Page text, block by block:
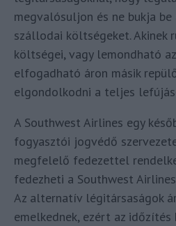
megvalósuljon és ne bukja
szállodai költségeket. Akinek
költségei, vagy lemondható
elfogadható áron másik
elgondolkodni a teljes
A Southwest Airlines egy
fogyasztói jogvédő
megfelelő fedezettel
fedezheti a Southwest
Az alternatív légitársaságok
emelkednek, ezért az